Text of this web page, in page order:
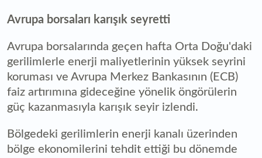
Avrupa borsaları karışık seyretti
Avrupa borsalarında geçen hafta Orta Doğu'daki
gerilimlerle enerji maliyetlerinin yüksek seyrini
koruması ve Avrupa Merkez Bankasının (ECB)
faiz artırımına gideceğine yönelik öngörülerin
güç kazanmasıyla karışık seyir izlendi.
Bölgedeki gerilimlerin enerji kanalı üzerinden
bölge ekonomilerini tehdit ettiği bu dönemde